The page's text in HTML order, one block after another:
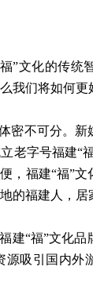
”文化的传统
我们将如何更
密不可分。新
老字号福建“
，福建“福”文
的福建人，居
建“福”文化品
源吸引国内外